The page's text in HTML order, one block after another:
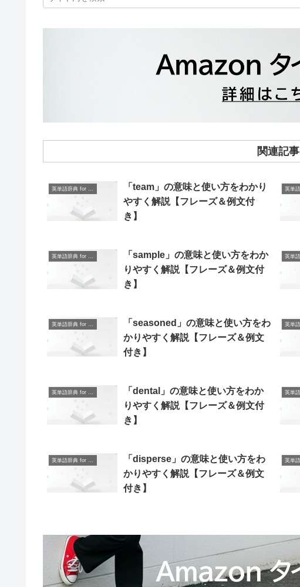
関連記事
「team」の意味と使い方をわかり
やすく解説【フレーズ＆例文付
き】
英単語辞典 for Beginners
「sample」の意味と使い方をわか
りやすく解説【フレーズ＆例文付
き】
英単語辞典 for Beginners
「seasoned」の意味と使い方をわ
かりやすく解説【フレーズ＆例文
付き】
「dental」の意味と使い方をわか
りやすく解説【フレーズ＆例文付
き】
「disperse」の意味と使い方をわ
かりやすく解説【フレーズ＆例文
付き】